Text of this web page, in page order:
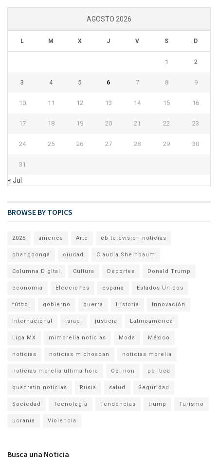
AGOSTO 2026
L M X J V S D
1 2
3 4 5 6 7 8 9
10 11 12 13 14 15 16
17 18 19 20 21 22 23
24 25 26 27 28 29 30
31
« Jul
BROWSE BY TOPICS
2025 america Arte cb television noticias
changoonga ciudad Claudia Sheinbaum
Columna Digital Cultura Deportes Donald Trump
economia Elecciones españa Estados Unidos
fútbol gobierno guerra Historia Innovación
Internacional israel justicia Latinoamérica
Liga MX mimorelia noticias Moda México
noticias noticias michoacan noticias morelia
noticias morelia ultima hora Opinion politica
quadratin noticias Rusia salud Seguridad
Sociedad Tecnología Tendencias trump Turismo
ucrania Violencia
Busca una Noticia